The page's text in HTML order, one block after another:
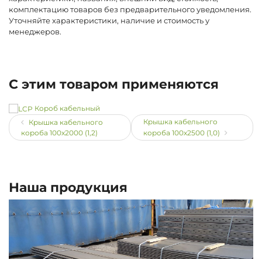
комплектацию товаров без предварительного уведомления.
Уточняйте характеристики, наличие и стоимость у
менеджеров.
С этим товаром применяются
Короб кабельный
Крышка кабельного
короба 100х2000 (1,2)
Крышка кабельного
короба 100х2500 (1,0)
Наша продукция